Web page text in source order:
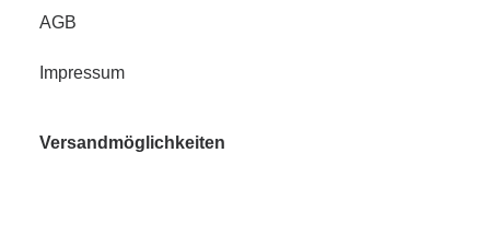
AGB
Impressum
Versandmöglichkeiten